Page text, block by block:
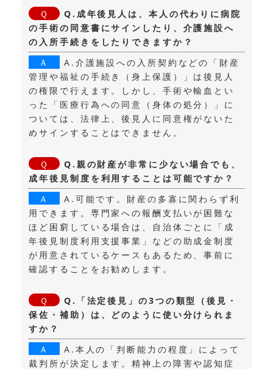
Q.成年後見人は、本人の代わりに病院
の手術の同意書にサインしたり、介護施設へ
の入所手続きをしたりできますか？
A.介護施設への入所契約などの「財産
管理や福祉の手続き（身上保護）」は後見人
の権限で行えます。しかし、手術や輸血とい
った「医療行為への同意（身体の処分）」に
ついては、法律上、後見人に同意権がないた
めサインすることはできません。
Q.親の財産が非常に少ない場合でも、
成年後見制度を利用することは可能ですか？
A.可能です。財産の多寡に関わらず利
用できます。専門家への報酬支払いが困難な
ほど困窮している場合は、自治体ごとに「成
年後見制度利用支援事業」などの助成金制度
が用意されているケースもあるため、事前に
確認することをお勧めします。
Q.「法定後見」の3つの類型（後見・
保佐・補助）は、どのように使い分けられま
すか？
A.本人の「判断能力の程度」によって
裁判所が決定します。精神上の障害や認知症